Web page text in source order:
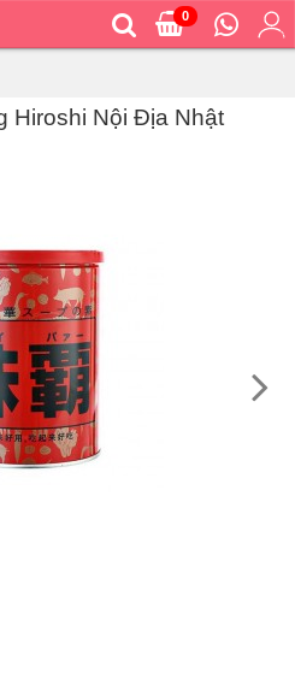
0
Hiroshi Nội Địa Nhật